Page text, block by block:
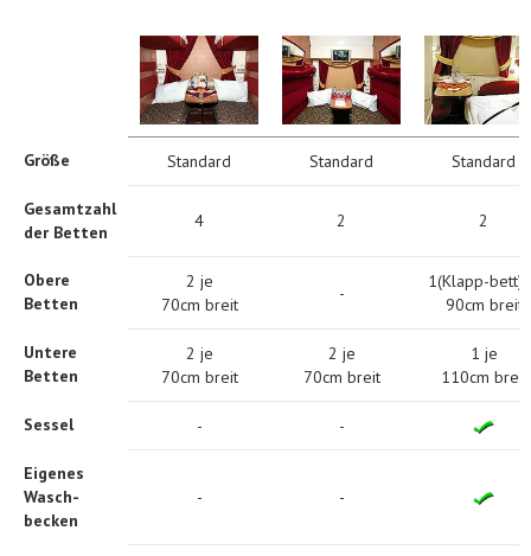
Größe Standard Standard Standard
Gesamtzahl
der Betten
4 2 2
Obere
Betten
2 je
70cm breit
-
1(Klapp-bett)
90cm breit
Untere
Betten
2 je
70cm breit
2 je
70cm breit
1 je
110cm breit
Sessel - -
Eigenes
Wasch-
becken
- -